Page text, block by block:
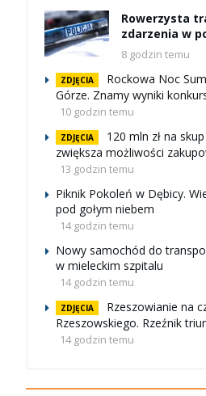
Rowerzysta
zdarzenia w
8 godzin temu
ZDJĘCIA
Rockowa Noc
Górze. Znamy wyniki
10 godzin temu
ZDJĘCIA
120 mln zł na
zwiększa możliwości
13 godzin temu
Piknik Pokoleń w Dębicy.
pod gołym niebem
14 godzin temu
Nowy samochód do
w mieleckim szpitalu
14 godzin temu
ZDJĘCIA
Rzeszowianie na
Rzeszowskiego. Rzeźnik
14 godzin temu